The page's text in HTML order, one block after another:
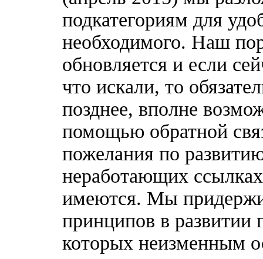
подкатегориям для
необходимого. Наш
обновляется и если
что искали, то
позднее, вполне
помощью обратной
пожелания по
неработающих
имеются. Мы
принципов в развитии
которых неизменным